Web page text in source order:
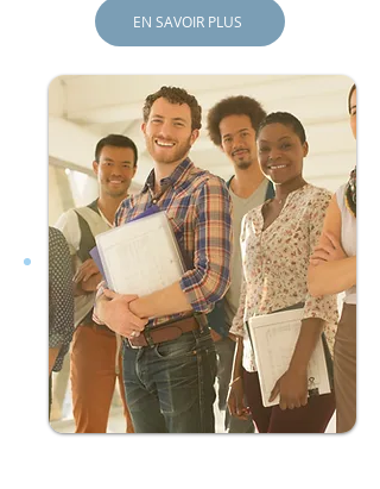
EN SAVOIR PLUS